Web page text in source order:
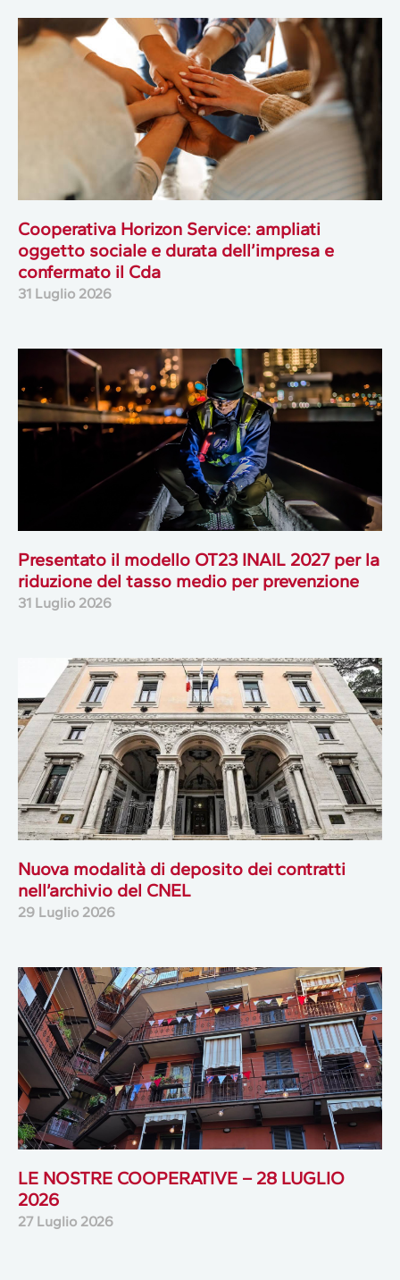
Cooperativa Horizon Service: ampliati
oggetto sociale e durata dell’impresa e
confermato il Cda
31 Luglio 2026
Presentato il modello OT23 INAIL 2027 per la
riduzione del tasso medio per prevenzione
31 Luglio 2026
Nuova modalità di deposito dei contratti
nell’archivio del CNEL
29 Luglio 2026
LE NOSTRE COOPERATIVE – 28 LUGLIO
2026
27 Luglio 2026